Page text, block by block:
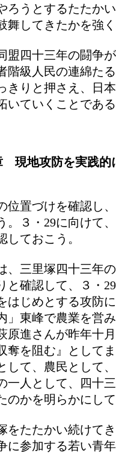
ろうとするたたか
舞してきたかを強
盟四十三年の闘争
階級人民の連綿た
きりと押さえ、日
いていくことであ
現地攻防を実践的
置づけを確認し
。３・29に向けて
しておこう。
、三里塚四十三年
と確認して、３・
はじめとする攻防
」東峰で農業を営
原進さんが昨年十
奪を阻む』として
して、農民として
一人として、四十
のかを明らかにし
をたたかい続けて
に参加する若い青